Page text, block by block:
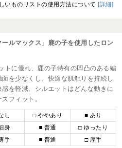
いものリストの使用方法について [詳細]
ルマックス」鹿の子を使用したロン
トに優れ、鹿の子特有の凹凸のある編
を少なくし、快適な肌触りを持続し
を軽減。シルエットはどんな動きに
フィット。
し □ ややあり
■ あり
身 ■ 普通
□ ゆったり
手 ■ 普通
□ 厚手